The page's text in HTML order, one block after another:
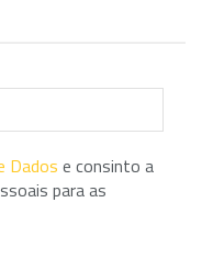
Dados e consinto a
para as